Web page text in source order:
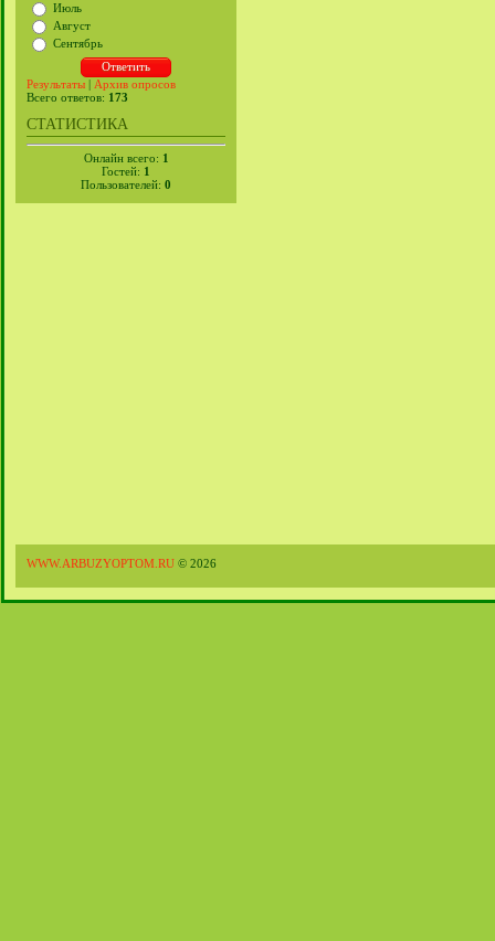
Июль
Август
Сентябрь
Результаты | Архив опросов
Всего ответов: 173
СТАТИСТИКА
Онлайн всего: 1
Гостей: 1
Пользователей: 0
WWW.ARBUZYOPTOM.RU © 2026